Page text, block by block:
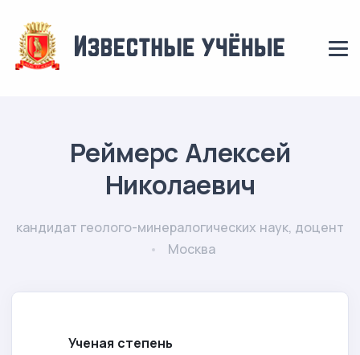
Реймерс Алексей
Николаевич
кандидат геолого-минералогических наук, доцент
Москва
Ученая степень